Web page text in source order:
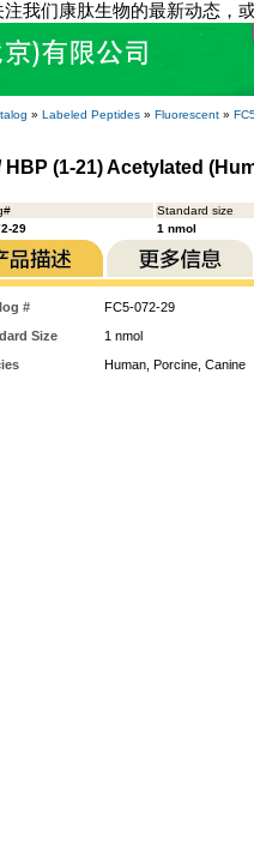
我们康肽生物的最新动态，
» Labeled Peptides » Fluorescent »
HBP (1-21) Acetylated
Standard size
29
1 nmol
#
FC5-072-29
Size
1 nmol
Human, Porcine, Canine